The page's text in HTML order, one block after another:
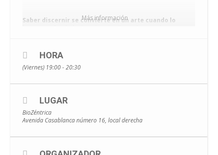
Más información
Saber discernir se convierte en un arte cuando lo
Esta es la Introducción a la Masterclass de
Canalización.
Será el viernes 27 de Octubre a las 19 horas.
HORA
(Viernes) 19:00 - 20:30
LUGAR
BioZéntrica
Avenida Casablanca número 16, local derecha